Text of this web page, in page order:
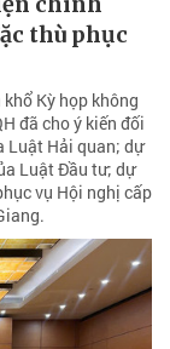
thù phục
Kỳ họp không
đã cho ý kiến đối
Luật Hải quan; dự
Luật Đầu tư; dự
vụ Hội nghị cấp